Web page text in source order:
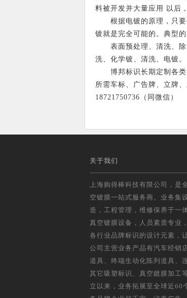
料被开发并大量应用 以后
根据电镀的原理，只要
镀就是完全可能的。典型
表面预处理、清洗、除
洗、化学镀、清洗、电镀。
博邦标识长期定制各类
所需车标、广告牌、立牌
18721750736（同微信）
关于我们
上海购得棒科技有限公司，是
空镀膜一站式服务商。业务集
造，工程管理，维修保养于一
真空镀膜设备，人员素质专业
各行业品牌标识的设计元素，
公司主营业务产品有汽车经销
道具、终端生动化陈列道具、
其它吸塑标识、真空鍍膜加工
立以来，业务拓展至全球近60